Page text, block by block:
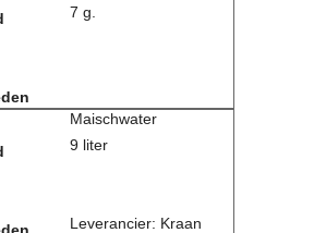
7 g.
Maischwater
9 liter
Leverancier: Kraan